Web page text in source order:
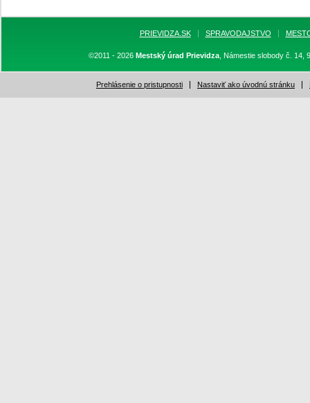
PRIEVIDZA.SK SPRAVODAJSTVO
©2011 - 2026 Mestský úrad Prievidza, Námestie slobody č. 14,
Prehlásenie o pristupnosti Nastaviť ako úvodnú stránku